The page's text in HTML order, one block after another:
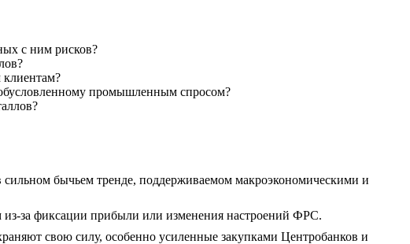
с ним рисков?
промышленным спросом?
сильном бычьем тренде, поддерживаемом макроэкономическими и
за фиксации прибыли или изменения настроений ФРС.
свою силу, особенно усиленные закупками Центробанков и